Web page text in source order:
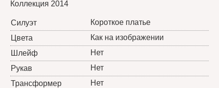
Коллекция 2014
Силуэт
Короткое платье
Цвета
Как на изображении
Шлейф
Нет
Рукав
Нет
Трансформер
Нет